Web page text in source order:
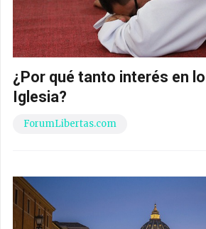
¿Por qué tanto interés en
Iglesia?
ForumLibertas.com